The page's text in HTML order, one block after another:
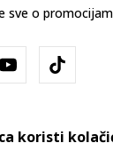
sve o
koristi